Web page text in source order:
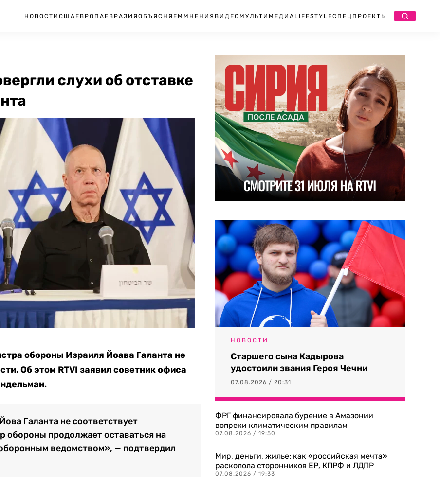
НОВОСТИ США ЕВРОПА ЕВРАЗИЯ ОБЪЯСНЯЕМ МНЕНИЯ ВИДЕО МУЛЬТИМЕДИА LIFESTYLEСПЕЦПРОЕКТЫ
слухи об отставке
обороны Израиля Йоава Галанта не
Об этом RTVI заявил советник офиса
Галанта не соответствует
обороны продолжает оставаться на
ведомством», — подтвердил
НОВОСТИ
Старшего сына Кадырова
удостоили звания Героя Чечни
07.08.2026 / 20:31
ФРГ финансировала бурение в Амазонии
вопреки климатическим правилам
07.08.2026 / 19:50
Мир, деньги, жилье: как «российская мечта»
расколола сторонников ЕР, КПРФ и ЛДПР
07.08.2026 / 19:33